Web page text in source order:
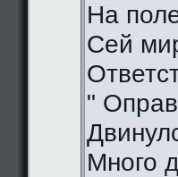
На
Сей
"
Много